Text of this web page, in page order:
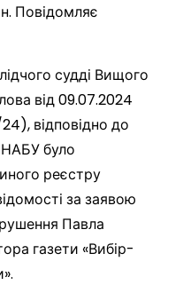
Повідомляє
судді Вищого
від 09.07.2024
відповідно до
було
реєстру
за заявою
Павла
газети «Вибір-